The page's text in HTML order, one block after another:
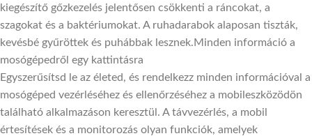
kiegészítő gőzkezelés jelentősen csökkenti a ráncokat, a
szagokat és a baktériumokat. A ruhadarabok alaposan tiszták,
kevésbé gyűröttek és puhábbak lesznek.Minden információ a
mosógépedről egy kattintásra
Egyszerűsítsd le az életed, és rendelkezz minden információval a
mosógéped vezérléséhez és ellenőrzéséhez a mobileszközödön
található alkalmazáson keresztül. A távvezérlés, a mobil
értesítések és a monitorozás olyan funkciók, amelyek